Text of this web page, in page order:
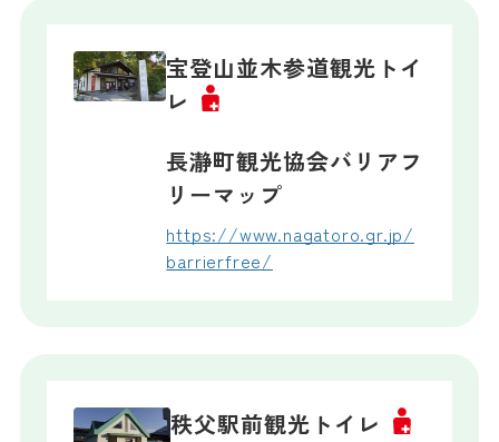
宝登山並木参道観光トイ
レ
長瀞町観光協会バリアフ
リーマップ
https://www.nagatoro.gr.jp/
barrierfree/
秩父駅前観光トイレ